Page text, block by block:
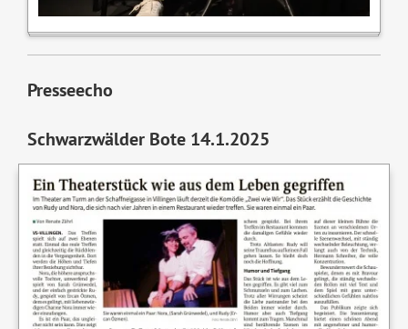
Presseecho
Schwarzwälder Bote 14.1.2025